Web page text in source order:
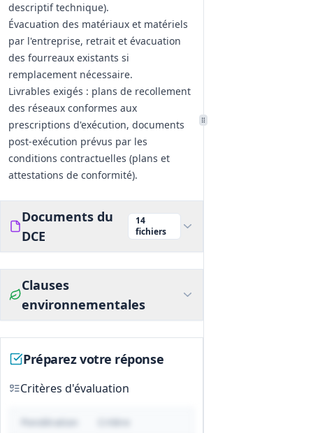
descriptif technique).
Évacuation des matériaux et matériels
par l'entreprise, retrait et évacuation
des fourreaux existants si
remplacement nécessaire.
Livrables exigés : plans de recollement
des réseaux conformes aux
prescriptions d'exécution, documents
post‑exécution prévus par les
conditions contractuelles (plans et
attestations de conformité).
Documents du
DCE
14
fichiers
Clauses
environnementales
Préparez votre réponse
Critères d'évaluation
Pondération Critère